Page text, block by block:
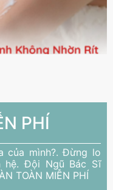
PHÍ
của mình?. Đừng lo
hệ. Đội Ngũ Bác Sĩ
TOÀN MIỄN PHÍ